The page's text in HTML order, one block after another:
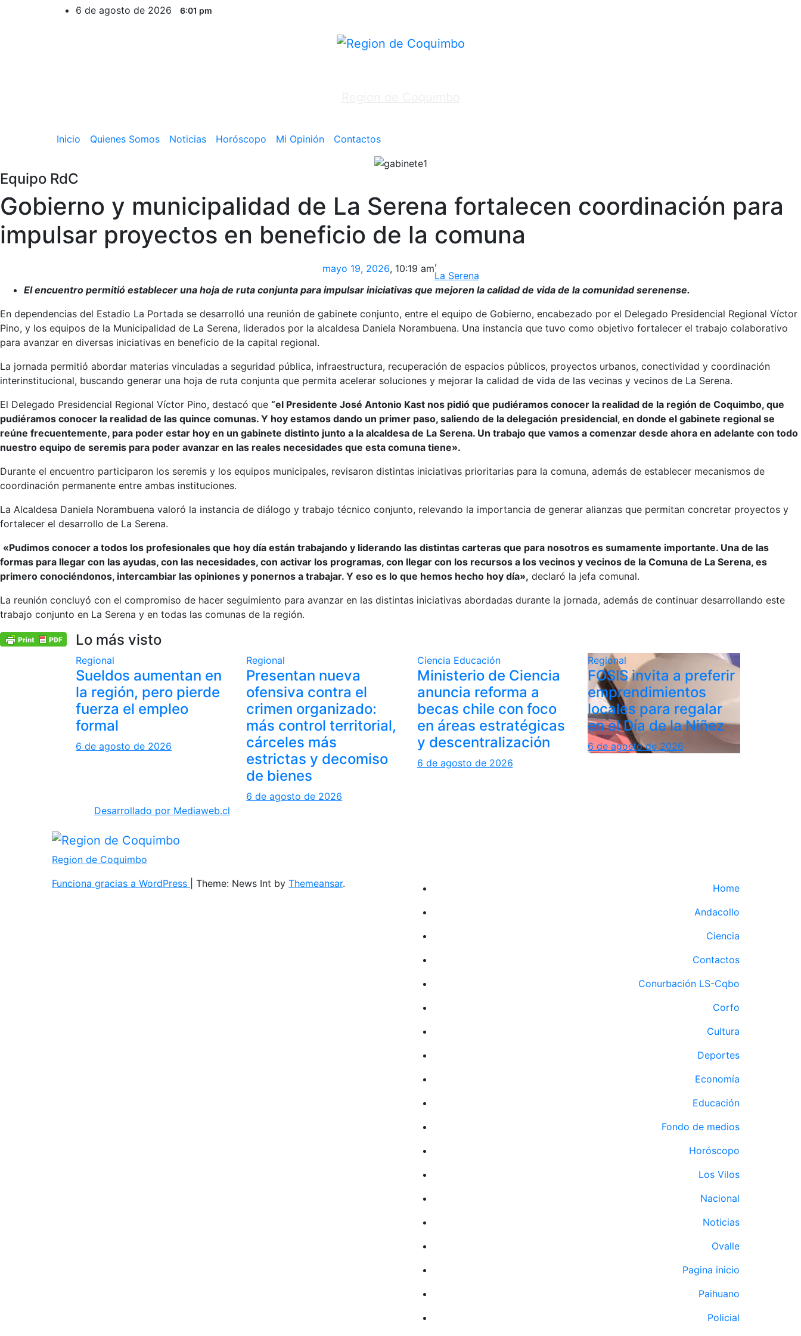
6 de agosto de 2026 6:01 pm
Inicio Quienes Somos Noticias Horóscopo Mi Opinión Contactos
Equipo RdC
Gobierno y municipalidad de La Serena fortalecen coordinación para
impulsar proyectos en beneficio de la comuna
mayo 19, 2026, 10:19 am
,
La Serena
El encuentro permitió establecer una hoja de ruta conjunta para impulsar iniciativas que mejoren la calidad de vida de la comunidad serenense.
En dependencias del Estadio La Portada se desarrolló una reunión de gabinete conjunto, entre el equipo de Gobierno, encabezado por el Delegado Presidencial Regional Víctor
Pino, y los equipos de la Municipalidad de La Serena, liderados por la alcaldesa Daniela Norambuena. Una instancia que tuvo como objetivo fortalecer el trabajo colaborativo
para avanzar en diversas iniciativas en beneficio de la capital regional.
La jornada permitió abordar materias vinculadas a seguridad pública, infraestructura, recuperación de espacios públicos, proyectos urbanos, conectividad y coordinación
interinstitucional, buscando generar una hoja de ruta conjunta que permita acelerar soluciones y mejorar la calidad de vida de las vecinas y vecinos de La Serena.
El Delegado Presidencial Regional Víctor Pino, destacó que “el Presidente José Antonio Kast nos pidió que pudiéramos conocer la realidad de la región de Coquimbo, que
pudiéramos conocer la realidad de las quince comunas. Y hoy estamos dando un primer paso, saliendo de la delegación presidencial, en donde el gabinete regional se
reúne frecuentemente, para poder estar hoy en un gabinete distinto junto a la alcaldesa de La Serena. Un trabajo que vamos a comenzar desde ahora en adelante con todo
nuestro equipo de seremis para poder avanzar en las reales necesidades que esta comuna tiene».
Durante el encuentro participaron los seremis y los equipos municipales, revisaron distintas iniciativas prioritarias para la comuna, además de establecer mecanismos de
coordinación permanente entre ambas instituciones.
La Alcaldesa Daniela Norambuena valoró la instancia de diálogo y trabajo técnico conjunto, relevando la importancia de generar alianzas que permitan concretar proyectos y
fortalecer el desarrollo de La Serena.
«Pudimos conocer a todos los profesionales que hoy día están trabajando y liderando las distintas carteras que para nosotros es sumamente importante. Una de las
formas para llegar con las ayudas, con las necesidades, con activar los programas, con llegar con los recursos a los vecinos y vecinos de la Comuna de La Serena, es
primero conociéndonos, intercambiar las opiniones y ponernos a trabajar. Y eso es lo que hemos hecho hoy día», declaró la jefa comunal.
La reunión concluyó con el compromiso de hacer seguimiento para avanzar en las distintas iniciativas abordadas durante la jornada, además de continuar desarrollando este
trabajo conjunto en La Serena y en todas las comunas de la región.
Lo más visto
Regional
Sueldos aumentan en
la región, pero pierde
fuerza el empleo
formal
6 de agosto de 2026
Regional
Presentan nueva
ofensiva contra el
crimen organizado:
más control territorial,
cárceles más
estrictas y decomiso
de bienes
6 de agosto de 2026
Ciencia Educación
Ministerio de Ciencia
anuncia reforma a
becas chile con foco
en áreas estratégicas
y descentralización
6 de agosto de 2026
Regional
FOSIS invita a preferir
emprendimientos
locales para regalar
en el Día de la Niñez
6 de agosto de 2026
Desarrollado por Mediaweb.cl
Region de Coquimbo
Funciona gracias a WordPress
Theme: News Int by Themeansar.
Home
Andacollo
Ciencia
Contactos
Conurbación LS-Cqbo
Corfo
Cultura
Deportes
Economía
Educación
Fondo de medios
Horóscopo
Los Vilos
Nacional
Noticias
Ovalle
Pagina inicio
Paihuano
Policial